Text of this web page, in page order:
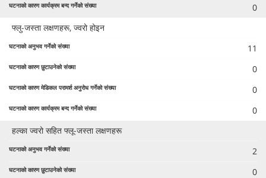
0
फ्लु-जस्ता लक्षणहरू, ज्वरो होइन
11
0
0
0
हल्का ज्वरो सहित फ्लू-जस्ता लक्षणहरू
2
0